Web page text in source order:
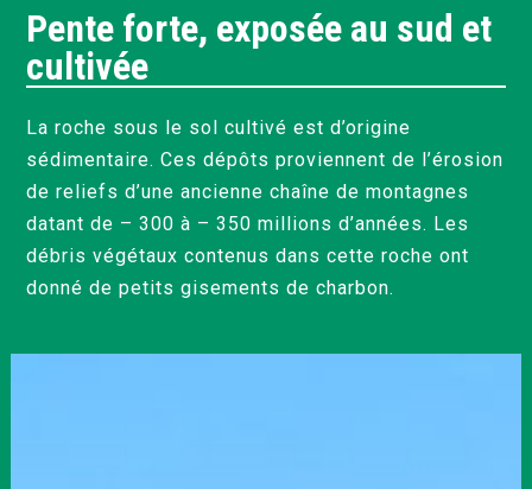
Pente forte, exposée au sud et
cultivée
La roche sous le sol cultivé est d’origine
sédimentaire. Ces dépôts proviennent de l’érosion
de reliefs d’une ancienne chaîne de montagnes
datant de – 300 à – 350 millions d’années. Les
débris végétaux contenus dans cette roche ont
donné de petits gisements de charbon.